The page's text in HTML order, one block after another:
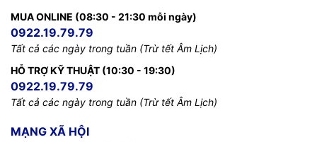
MUA ONLINE (08:30 - 21:30 mỗi ngày)
0922.19.79.79
Tất cả các ngày trong tuần (Trừ tết Âm Lịch)
HỖ TRỢ KỸ THUẬT (10:30 - 19:30)
0922.19.79.79
Tất cả các ngày trong tuần (Trừ tết Âm Lịch)
MẠNG XÃ HỘI